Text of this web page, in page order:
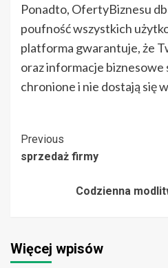
Ponadto, OfertyBiznesu
poufność wszystkich
platforma gwarantuje, że
oraz informacje biznesowe
chronione i nie dostają się
Post
Navigation
Previous
sprzedaż firmy
Codzienna
Więcej wpisów